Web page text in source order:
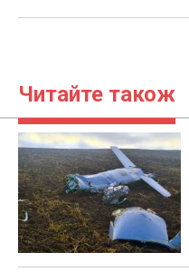
Читайте також